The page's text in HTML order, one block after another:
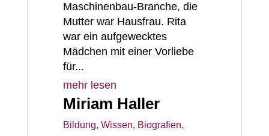
Maschinenbau-Branche, die
Mutter war Hausfrau. Rita
war ein aufgewecktes
Mädchen mit einer Vorliebe
für...
mehr lesen
Miriam Haller
Bildung, Wissen, Biografien,